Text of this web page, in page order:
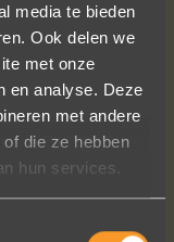
media te bieden
Ook delen we
met onze
en analyse. Deze
met andere
die ze hebben
hun services.
MEDIA